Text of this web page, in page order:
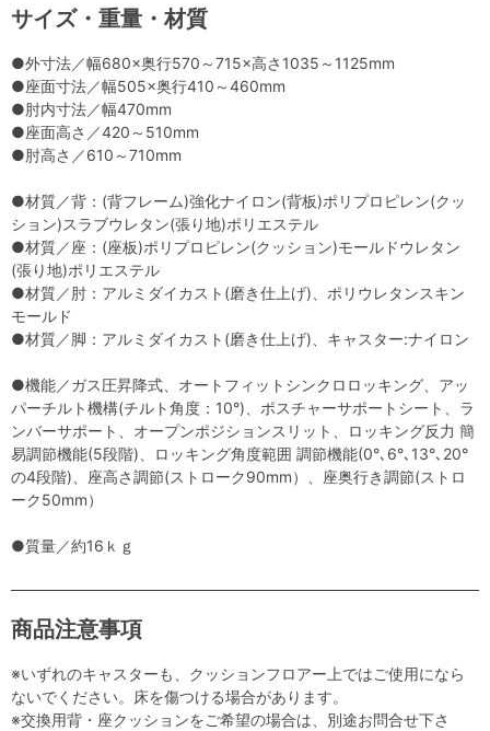
サイズ・重量・材質
●外寸法／幅680×奥行570～715×高さ1035～1125mm
●座面寸法／幅505×奥行410～460mm
●肘内寸法／幅470mm
●座面高さ／420～510mm
●肘高さ／610～710mm
●材質／背：(背フレーム)強化ナイロン(背板)ポリプロピレン(クッ
ション)スラブウレタン(張り地)ポリエステル
●材質／座：(座板)ポリプロピレン(クッション)モールドウレタン
(張り地)ポリエステル
●材質／肘：アルミダイカスト(磨き仕上げ)、ポリウレタンスキン
モールド
●材質／脚：アルミダイカスト(磨き仕上げ)、キャスター:ナイロン
●機能／ガス圧昇降式、オートフィットシンクロロッキング、アッ
パーチルト機構(チルト角度：10°)、ポスチャーサポートシート、ラ
ンバーサポート、オープンポジションスリット、ロッキング反力 簡
易調節機能(5段階)、ロッキング角度範囲 調節機能(0°､6°､13°､20°
の4段階)、座高さ調節(ストローク90mm）、座奥行き調節(ストロ
ーク50mm）
●質量／約16ｋｇ
商品注意事項
※いずれのキャスターも、クッションフロアー上ではご使用になら
ないでください。床を傷つける場合があります。
※交換用背・座クッションをご希望の場合は、別途お問合せ下さ